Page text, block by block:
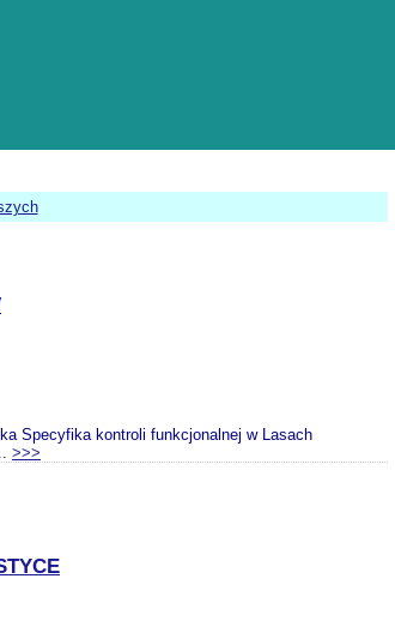
Specyfika kontroli funkcjonalnej w Lasach
>>>